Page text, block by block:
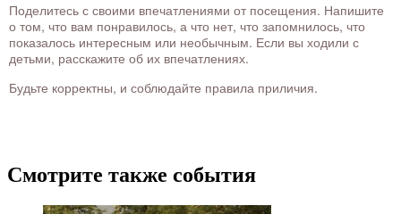
Поделитесь с своими впечатлениями от посещения. Напишите
о том, что вам понравилось, а что нет, что запомнилось, что
показалось интересным или необычным. Если вы ходили с
детьми, расскажите об их впечатлениях.
Будьте корректны, и соблюдайте правила приличия.
Смотрите также события